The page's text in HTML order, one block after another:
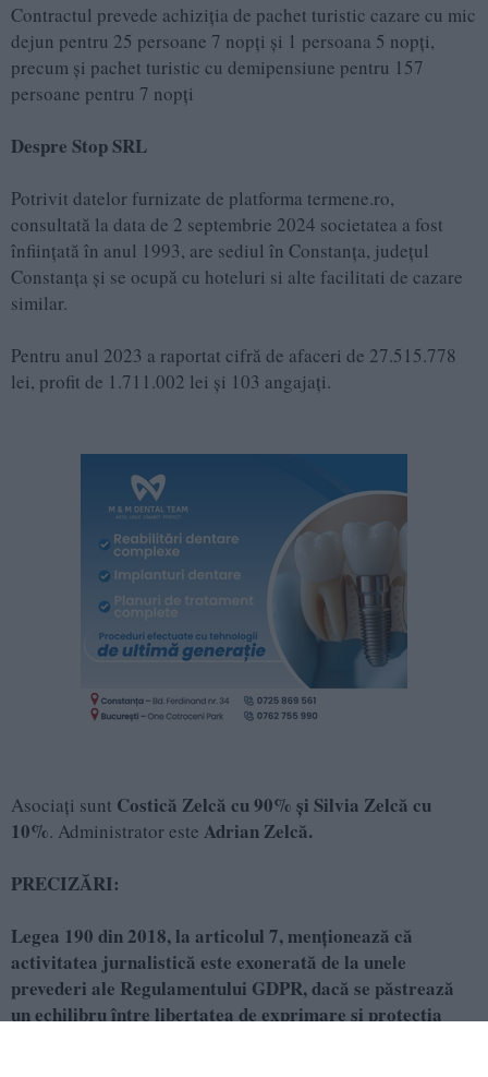
Contractul prevede achiziția de pachet turistic cazare cu mic
dejun pentru 25 persoane 7 nopți și 1 persoana 5 nopți,
precum și pachet turistic cu demipensiune pentru 157
persoane pentru 7 nopți
Despre Stop SRL
Potrivit datelor furnizate de platforma termene.ro,
consultată la data de 2 septembrie 2024 societatea a fost
înființată în anul 1993, are sediul în Constanța, județul
Constanța și se ocupă cu hoteluri si alte facilitati de cazare
similar.
Pentru anul 2023 a raportat cifră de afaceri de 27.515.778
lei, profit de 1.711.002 lei și 103 angajați.
Asociați sunt Costică Zelcă cu 90% și Silvia Zelcă cu
10%. Administrator este Adrian Zelcă.
PRECIZĂRI:
Legea 190 din 2018, la articolul 7, menţionează că
activitatea jurnalistică este exonerată de la unele
prevederi ale Regulamentului GDPR, dacă se păstrează
un echilibru între libertatea de exprimare şi protecţia